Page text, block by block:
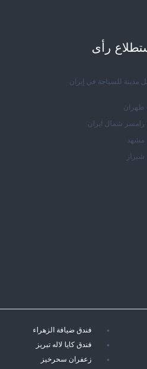
رأی
مدينة للسياحة في إيران
طهران
رامسر شمال ايران
مشهد
شيراز
فندق ضيافة الزهراء
فندق كايا لاله تبريز
زعفران سحرخيز